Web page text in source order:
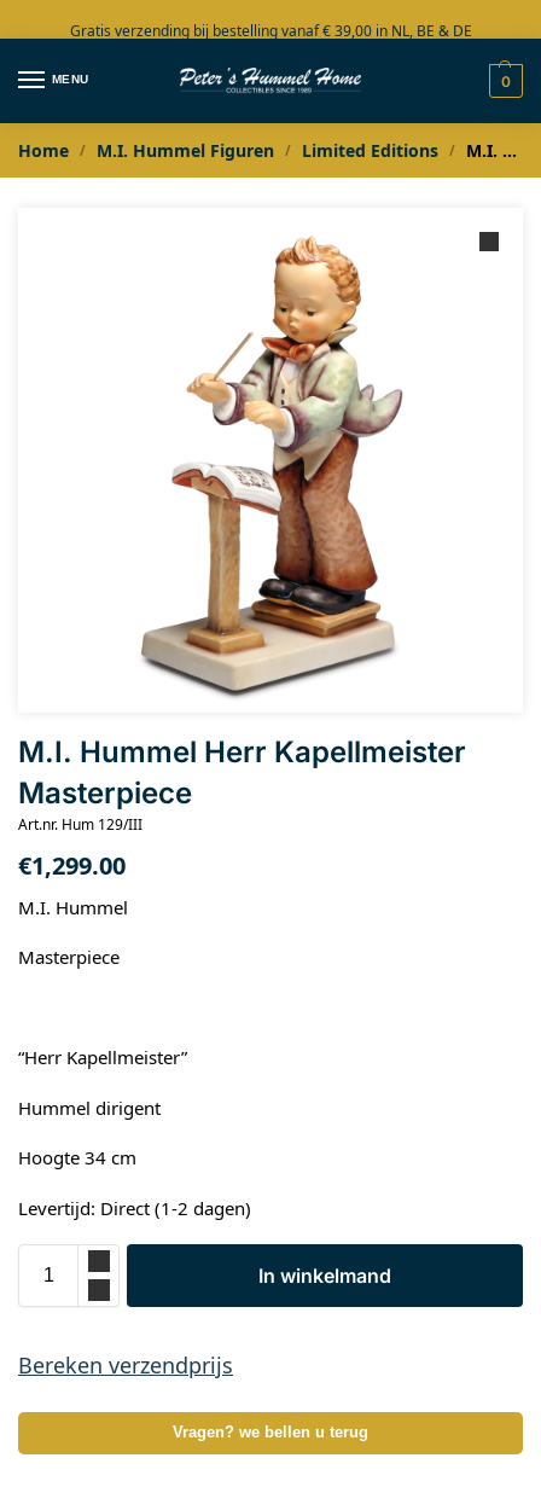
Gratis verzending bij bestelling vanaf € 39,00 in NL, BE & DE
Grote collectie in voorraad
MENU 0
Home / M.I. Hummel Figuren / Limited Editions / M.I. Hummel Herr Kapellmeister Masterpiece
M.I. Hummel Herr Kapellmeister
Masterpiece
Art.nr. Hum 129/III
€1,299.00
M.I. Hummel
Masterpiece
“Herr Kapellmeister”
Hummel dirigent
Hoogte 34 cm
Levertijd: Direct (1-2 dagen)
In winkelmand
Bereken verzendprijs
Vragen? we bellen u terug